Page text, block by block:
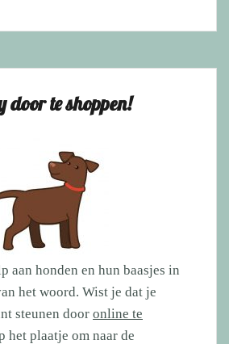
door te shoppen!
aan honden en hun baasjes in
het woord. Wist je dat je
steunen door online te
het plaatje om naar de